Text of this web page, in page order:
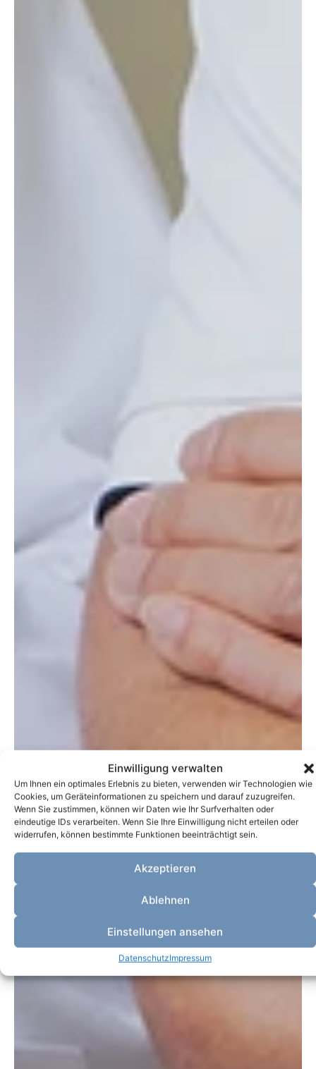
Einwilligung verwalten
Um Ihnen ein optimales Erlebnis zu bieten, verwenden wir Technologien wie
Cookies, um Geräteinformationen zu speichern und darauf zuzugreifen.
Wenn Sie zustimmen, können wir Daten wie Ihr Surfverhalten oder
eindeutige IDs verarbeiten. Wenn Sie Ihre Einwilligung nicht erteilen oder
widerrufen, können bestimmte Funktionen beeinträchtigt sein.
Akzeptieren
Ablehnen
Einstellungen ansehen
DatenschutzImpressum